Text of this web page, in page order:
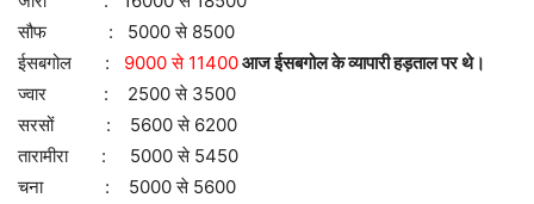
सौफ : 5000 से 8500
ईसबगोल : 9000 से 11400आज ईसबगोल के व्यापारी हड़ताल पर थे।
ज्वार : 2500 से 3500
सरसों : 5600 से 6200
तारामीरा : 5000 से 5450
चना : 5000 से 5600